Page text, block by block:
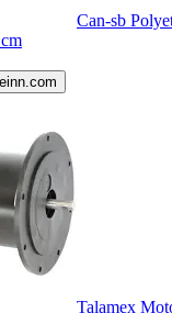
Can-sb
Talamex